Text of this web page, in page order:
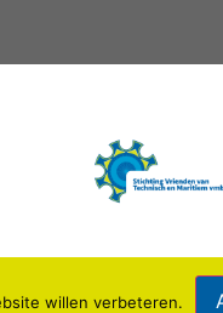
willen verbeteren.